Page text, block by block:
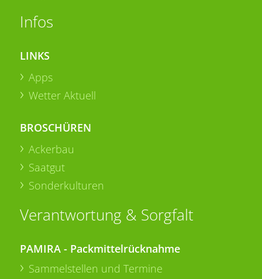
Infos
LINKS
Apps
Wetter Aktuell
BROSCHÜREN
Ackerbau
Saatgut
Sonderkulturen
Verantwortung & Sorgfalt
PAMIRA - Packmittelrücknahme
Sammelstellen und Termine